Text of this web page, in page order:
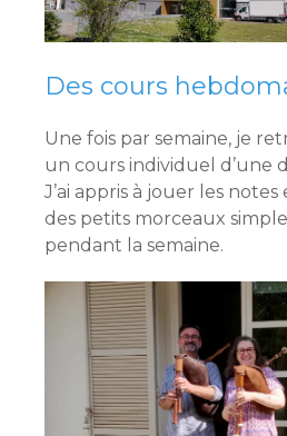
Des cours
Une fois par semaine, je
un cours individuel d’une
J’ai appris à jouer les
des petits morceaux
pendant la semaine.